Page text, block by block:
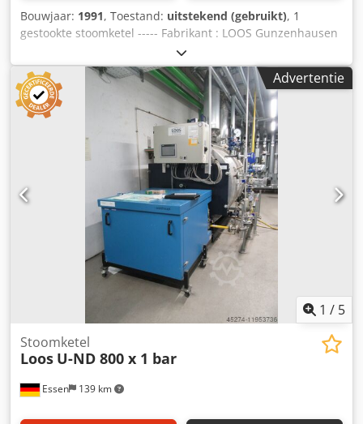
Bouwjaar: 1991, Toestand: uitstekend (gebruikt), 1
gestookte stoomketel ----- Fabrikant : LOOS Gunzenhausen
Type : U-HD Verwarmingsoppervlak ca. : 20 qm Capaciteit
max. : 1.000 kg/h Bedrijfsoverdruk : 10 bar verhoogde
testoverdruk : 18,5 bar Waterinhoud bij NW ca. : 993 l
Dcedpfsi E Hz Tsx Ah Iek Waterinhoud vol ca. : 1.365 l
Bouwjaar : 1991 uitgerust met Weishaupt oliebrander,
schakelkast, voedingswaterpomp en de bestaande grove
Advertentie
1 / 5
Essen 139 km
Stoomketel
Loos U-ND 800 x 1 bar